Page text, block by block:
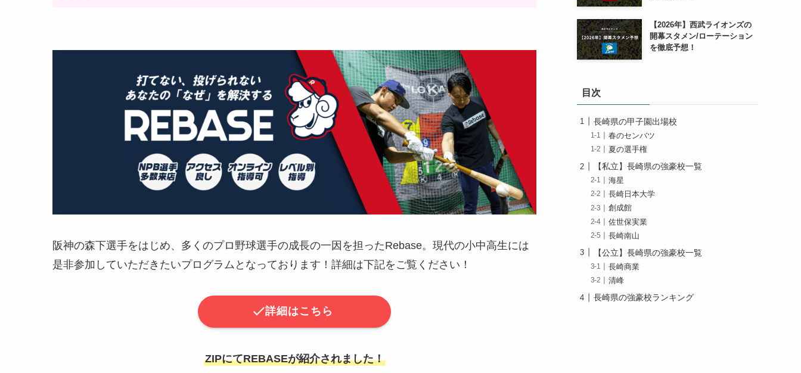
阪神の森下選手をはじめ、多くのプロ野球選手の成長の一因を担ったRebase。現代の小中高生には
是非参加していただきたいプログラムとなっております！詳細は下記をご覧ください！
詳細はこちら
ZIPにてREBASEが紹介されました！
【2026年】西武ライオンズの
開幕スタメン/ローテーション
を徹底予想！
目次
長崎県の甲子園出場校
春のセンバツ
夏の選手権
【私立】長崎県の強豪校一覧
海星
長崎日本大学
創成館
佐世保実業
長崎南山
【公立】長崎県の強豪校一覧
長崎商業
清峰
長崎県の強豪校ランキング